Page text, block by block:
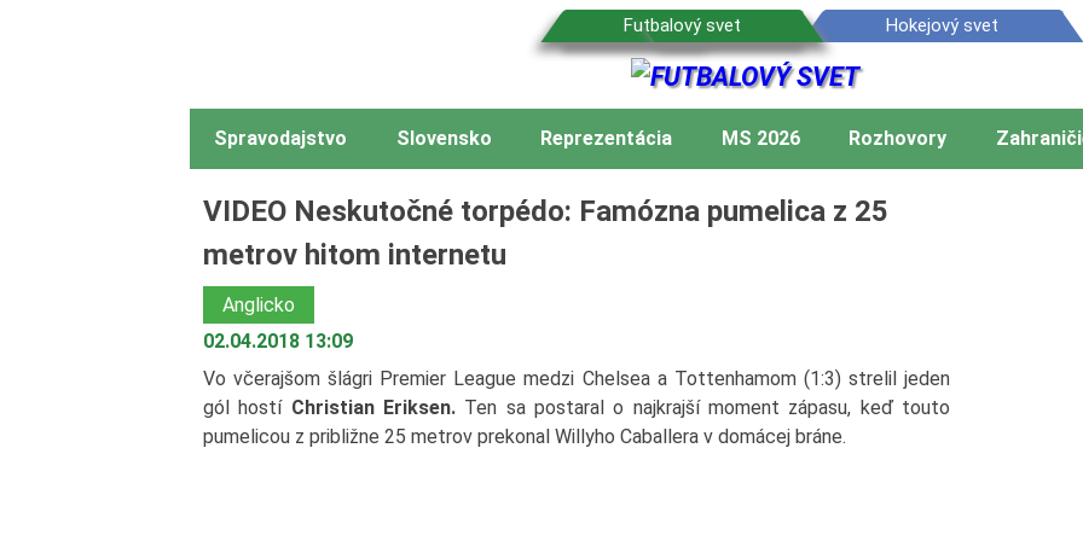
Spravodajstvo Slovensko Reprezentácia MS 2026 Rozhovory
VIDEO Neskutočné torpédo: Famózna pumelica z 25
metrov hitom internetu
Anglicko
02.04.2018 13:09
Vo včerajšom šlágri Premier League medzi Chelsea a Tottenhamom (1:3) strelil jeden
gól hostí Christian Eriksen. Ten sa postaral o najkrajší moment zápasu, keď touto
pumelicou z približne 25 metrov prekonal Willyho Caballera v domácej bráne.